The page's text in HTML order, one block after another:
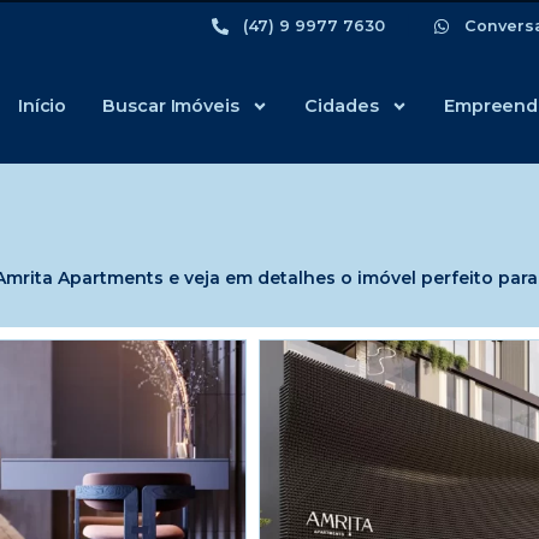
(47) 9 9977 7630
Início Buscar Imóveis Cidades
Apartments e veja em detalhes o imóvel perfeito